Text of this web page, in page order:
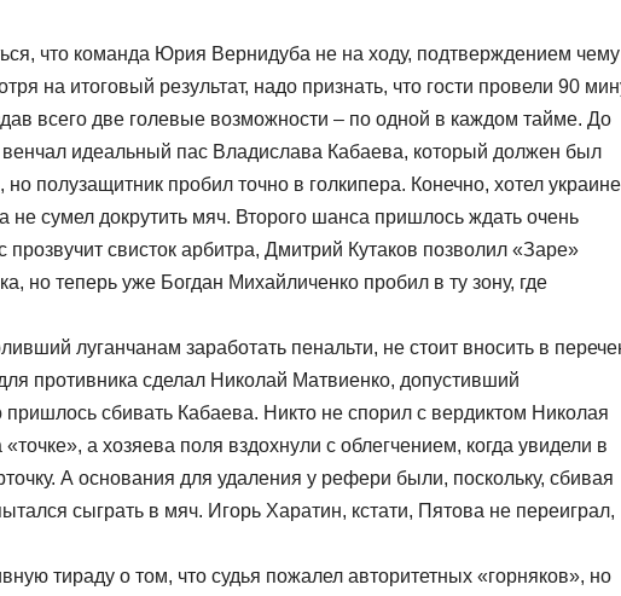
что команда Юрия Вернидуба не на ходу, подтверждением чему
на итоговый результат, надо признать, что гости провели 90
всего две голевые возможности – по одной в каждом тайме. До
идеальный пас Владислава Кабаева, который должен был
полузащитник пробил точно в голкипера. Конечно, хотел
не сумел докрутить мяч. Второго шанса пришлось ждать очень
прозвучит свисток арбитра, Дмитрий Кутаков позволил «Заре»
но теперь уже Богдан Михайличенко пробил в ту зону, где
луганчанам заработать пенальти, не стоит вносить в
противника сделал Николай Матвиенко, допустивший
сбивать Кабаева. Никто не спорил с вердиктом Николая
а хозяева поля вздохнули с облегчением, когда увидели в
А основания для удаления у рефери были, поскольку, сбивая
сыграть в мяч. Игорь Харатин, кстати, Пятова не переиграл,
тираду о том, что судья пожалел авторитетных «горняков», но